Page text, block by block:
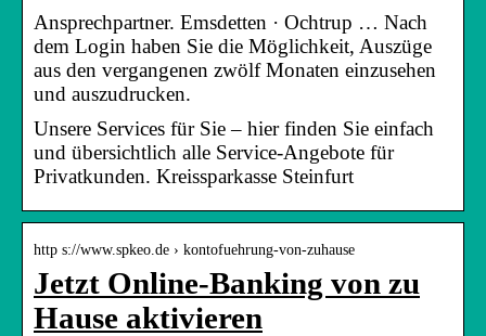
Ansprechpartner. Emsdetten · Ochtrup … Nach
dem Login haben Sie die Möglichkeit, Auszüge
aus den vergangenen zwölf Monaten einzusehen
und auszudrucken.
Unsere Services für Sie – hier finden Sie einfach
und übersichtlich alle Service-Angebote für
Privatkunden. Kreissparkasse Steinfurt
http s://www.spkeo.de › kontofuehrung-von-zuhause
Jetzt Online-Banking von zu
Hause aktivieren